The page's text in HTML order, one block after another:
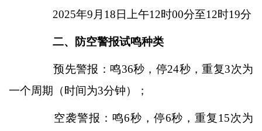
2025年9月18日上午12时00分至12时19分
二、防空警报试鸣种类
预先警报：鸣36秒，停24秒，重复3次为
一个周期（时间为3分钟）；
空袭警报：鸣6秒，停6秒，重复15次为